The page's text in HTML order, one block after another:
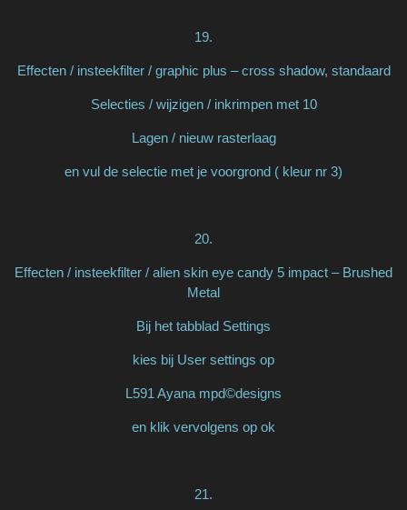
19.
Effecten / insteekfilter / graphic plus – cross shadow, standaard
Selecties / wijzigen / inkrimpen met 10
Lagen / nieuw rasterlaag
en vul de selectie met je voorgrond ( kleur nr 3)
20.
Effecten / insteekfilter / alien skin eye candy 5 impact – Brushed
Metal
Bij het tabblad Settings
kies bij User settings op
L591 Ayana mpd©designs
en klik vervolgens op ok
21.